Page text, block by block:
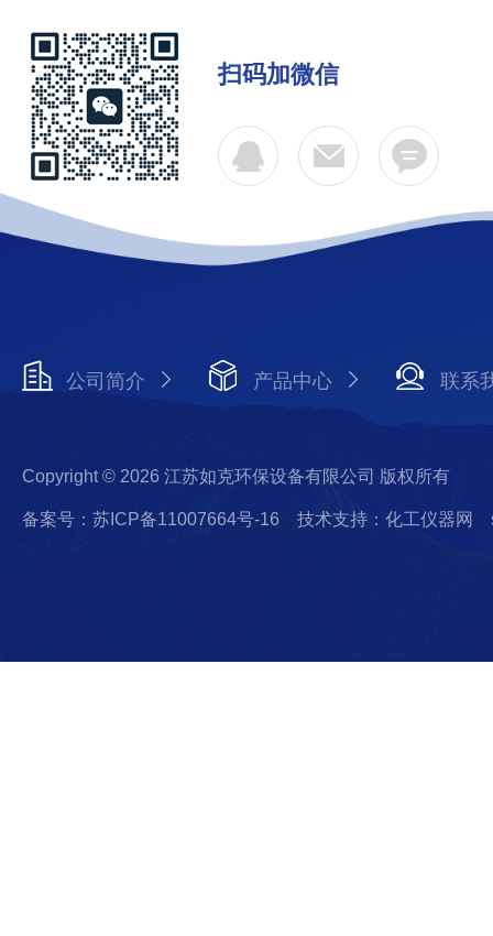
扫码加微信
公司简介 产品中心 联系
Copyright © 2026 江苏如克环保设备有限公司 版权所有
备案号：苏ICP备11007664号-16 技术支持：化工仪器网